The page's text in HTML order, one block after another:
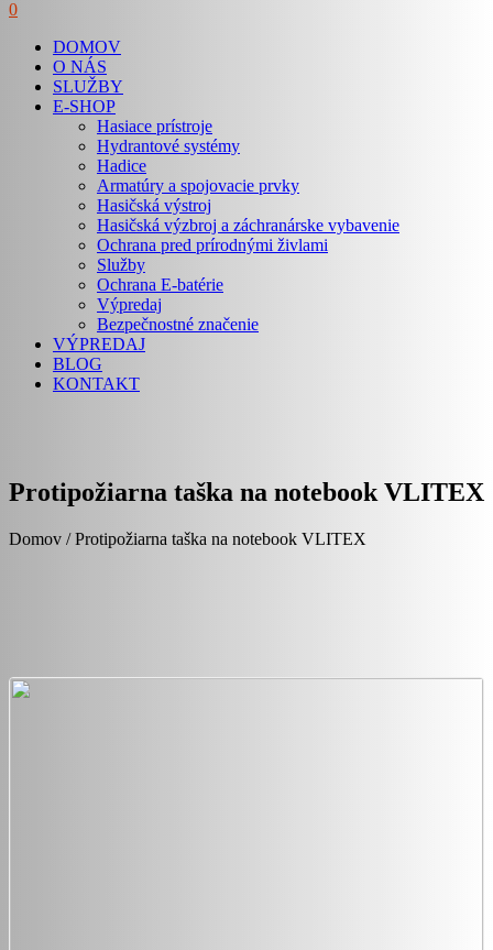
0
DOMOV
O NÁS
SLUŽBY
E-SHOP
Hasiace prístroje
Hydrantové systémy
Hadice
Armatúry a spojovacie prvky
Hasičská výstroj
Hasičská výzbroj a záchranárske vybavenie
Ochrana pred prírodnými živlami
Služby
Ochrana E-batérie
Výpredaj
Bezpečnostné značenie
VÝPREDAJ
BLOG
KONTAKT
Protipožiarna taška na notebook VLITEX
Domov / Protipožiarna taška na notebook VLITEX